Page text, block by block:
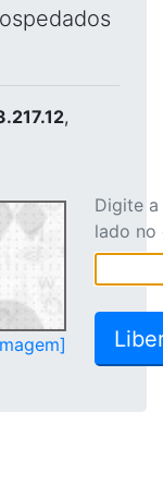
,
Digite
lado no